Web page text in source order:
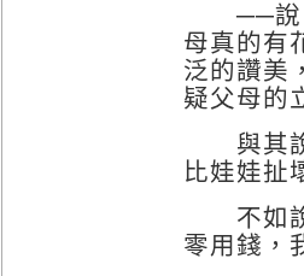
──說出
母真的有
泛的讚美
疑父母的
與其說
比娃娃扯
不如說
零用錢，